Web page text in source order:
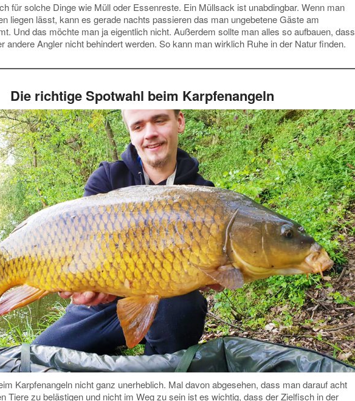
für solche Dinge wie Müll oder Essenreste. Ein Müllsack ist unabdingbar. Wenn man
liegen lässt, kann es gerade nachts passieren das man ungebetene Gäste am
Und das möchte man ja eigentlich nicht. Außerdem sollte man alles so aufbauen, dass
andere Angler nicht behindert werden. So kann man wirklich Ruhe in der Natur finden.
Die richtige Spotwahl beim Karpfenangeln
Karpfenangeln nicht ganz unerheblich. Mal davon abgesehen, dass man darauf acht
Tiere zu belästigen und nicht im Weg zu sein ist es wichtig, dass der Zielfisch in der